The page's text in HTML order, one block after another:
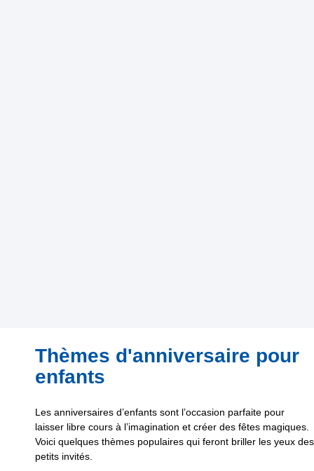
Thèmes d'anniversaire pour
enfants
Les anniversaires d’enfants sont l’occasion parfaite pour
laisser libre cours à l’imagination et créer des fêtes magiques.
Voici quelques thèmes populaires qui feront briller les yeux des
petits invités.